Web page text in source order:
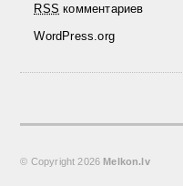
RSS комментариев
WordPress.org
© Copyright 2026 Melkon.lv